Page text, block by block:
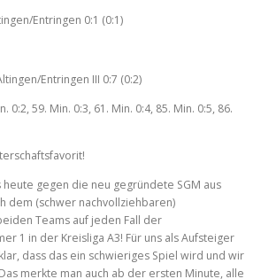
Entringen 0:1 (0:1)
Entringen III 0:7 (0:2)
0:2, 59. Min. 0:3, 61. Min. 0:4, 85. Min. 0:5, 86.
heute gegen die neu gegründete SGM aus
dem (schwer nachvollziehbaren)
Teams auf jeden Fall der
1 in der Kreisliga A3! Für uns als Aufsteiger
dass das ein schwieriges Spiel wird und wir
merkte man auch ab der ersten Minute, alle